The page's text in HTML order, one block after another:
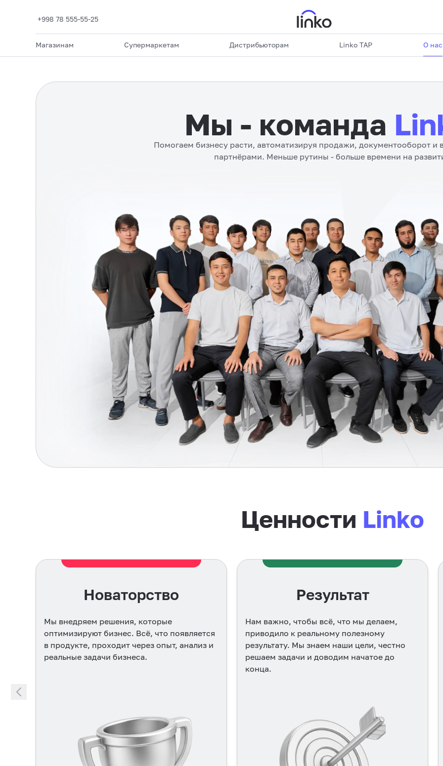
+998 78 555-55-25
Магазинам Супермаркетам Дистрибьюторам Linko TAP О нас
Мы - команда
Помогаем бизнесу расти, автоматизируя продажи, документооборот и
партнёрами. Меньше рутины - больше времени на
Ценности Linko
Результат
Нам важно, чтобы всё, что мы делаем,
приводило к реальному полезному
результату. Мы знаем наши цели, честно
решаем задачи и доводим начатое до
Лояльность
Внутри Linko мы строим культуру уважения
и доверия. Мы ценим мнение друг друга,
поддерживаем в сложные моменты и
всегда готовы прийти на помощь.